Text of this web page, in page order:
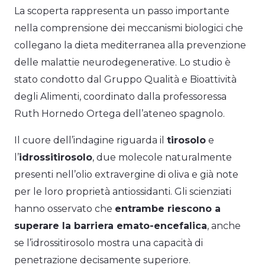
La scoperta rappresenta un passo importante
nella comprensione dei meccanismi biologici che
collegano la dieta mediterranea alla prevenzione
delle malattie neurodegenerative. Lo studio è
stato condotto dal Gruppo Qualità e Bioattività
degli Alimenti, coordinato dalla professoressa
Ruth Hornedo Ortega dell’ateneo spagnolo.
Il cuore dell’indagine riguarda il tirosolo e
l’idrossitirosolo, due molecole naturalmente
presenti nell’olio extravergine di oliva e già note
per le loro proprietà antiossidanti. Gli scienziati
hanno osservato che entrambe riescono a
superare la barriera emato-encefalica, anche
se l’idrossitirosolo mostra una capacità di
penetrazione decisamente superiore.